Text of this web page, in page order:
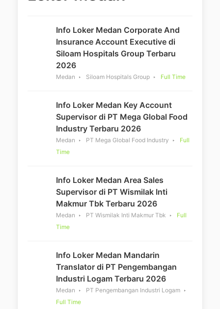
Info Loker Medan Corporate And
Insurance Account Executive di
Siloam Hospitals Group Terbaru
2026
Medan Siloam Hospitals Group Full Time
Info Loker Medan Key Account
Supervisor di PT Mega Global Food
Industry Terbaru 2026
Medan PT Mega Global Food Industry
Full
Time
Info Loker Medan Area Sales
Supervisor di PT Wismilak Inti
Makmur Tbk Terbaru 2026
Medan PT Wismilak Inti Makmur Tbk
Full
Time
Info Loker Medan Mandarin
Translator di PT Pengembangan
Industri Logam Terbaru 2026
Medan
PT Pengembangan Industri Logam
Full Time